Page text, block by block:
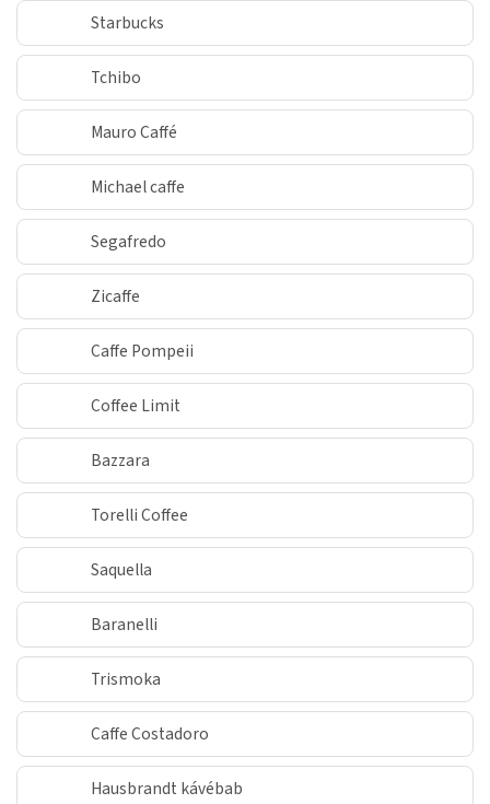
Starbucks
Tchibo
Mauro Caffé
Michael caffe
Segafredo
Zicaffe
Caffe Pompeii
Coffee Limit
Bazzara
Torelli Coffee
Saquella
Baranelli
Trismoka
Caffe Costadoro
Hausbrandt kávébab